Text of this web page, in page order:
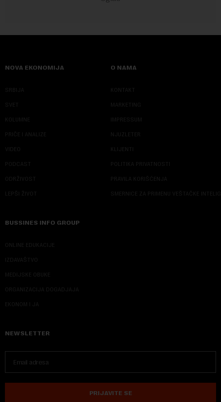
NOVA EKONOMIJA
SRBIJA
SVET
KOLUMNE
PRIČE I ANALIZE
VIDEO
PODCAST
ODRŽIVOST
LEPŠI ŽIVOT
O NAMA
KONTAKT
MARKETING
IMPRESSUM
NJUZLETER
KLIJENTI
POLITIKA PRIVATNOSTI
PRAVILA KORIŠĆENJA
SMERNICE ZA PRIMENU VEŠTAČKE
BUSSINES INFO GROUP
ONLINE EDUKACIJE
IZDAVAŠTVO
MEDIJSKE OBUKE
ORGANIZACIJA DOGADJAJA
EKONOM I JA
NEWSLETTER
PRIJAVITE SE